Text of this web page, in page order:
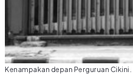
Kenampakan depan Perguruan